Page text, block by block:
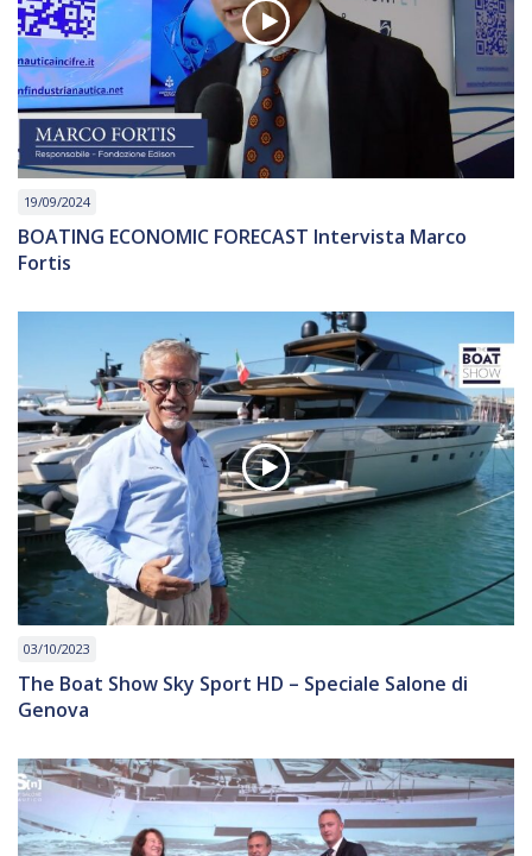
19/09/2024
BOATING ECONOMIC FORECAST Intervista Marco
Fortis
03/10/2023
The Boat Show Sky Sport HD – Speciale Salone di
Genova